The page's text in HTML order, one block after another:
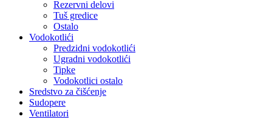
Rezervni delovi
Tuš gredice
Ostalo
Vodokotlići
Predzidni vodokotlići
Ugradni vodokotlići
Tipke
Vodokotlici ostalo
Sredstvo za čišćenje
Sudopere
Ventilatori